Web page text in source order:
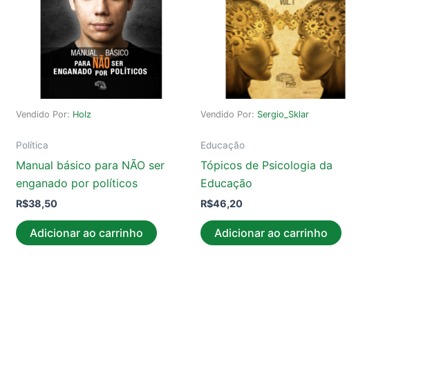
Vendido Por: Holz
Política
Manual básico para NÃO ser
enganado por políticos
R$38,50
Adicionar ao carrinho
Vendido Por: Sergio_Sklar
Educação
Tópicos de Psicologia da
Educação
R$46,20
Adicionar ao carrinho